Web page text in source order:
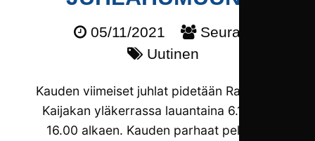
05/11/2021
Seura
Uutinen
Kauden viimeiset juhlat pidetään Ravintola
Kaijakan yläkerrassa lauantaina 6.11. klo
16.00 alkaen. Kauden parhaat pelaajat